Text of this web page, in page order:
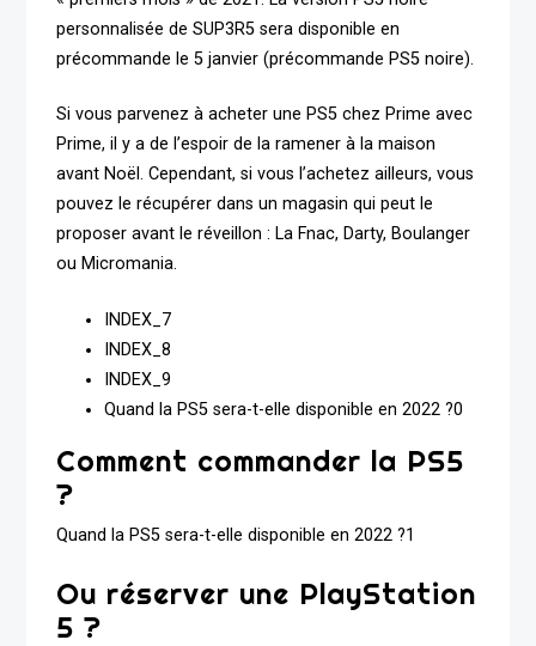
personnalisée de SUP3R5 sera disponible en
précommande le 5 janvier (précommande PS5 noire).
Si vous parvenez à acheter une PS5 chez Prime avec
Prime, il y a de l’espoir de la ramener à la maison
avant Noël. Cependant, si vous l’achetez ailleurs, vous
pouvez le récupérer dans un magasin qui peut le
proposer avant le réveillon : La Fnac, Darty, Boulanger
ou Micromania.
INDEX_7
INDEX_8
INDEX_9
Quand la PS5 sera-t-elle disponible en 2022 ?0
Comment commander la PS5
?
Quand la PS5 sera-t-elle disponible en 2022 ?1
Ou réserver une PlayStation
5 ?